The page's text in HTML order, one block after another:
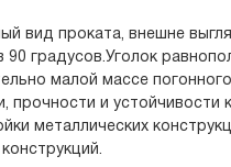
вид проката, внешне
градусов.Уголок
малой массе
прочности и устойчивости
металлических